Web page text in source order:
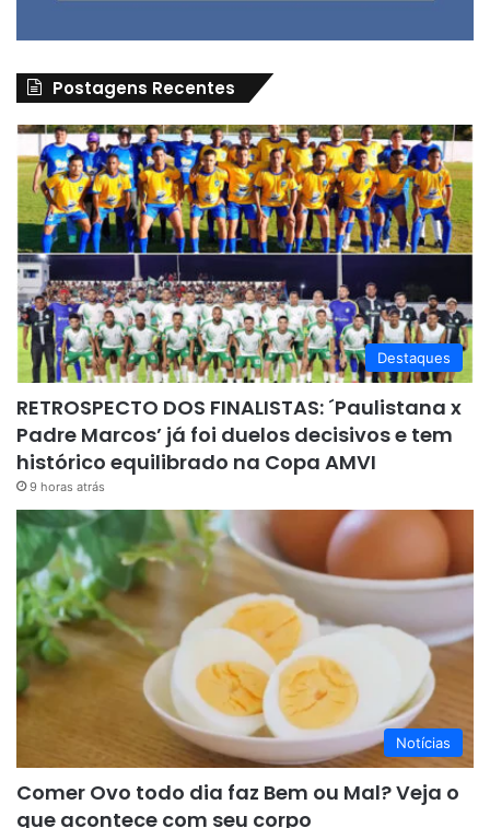
Postagens Recentes
Destaques
RETROSPECTO DOS FINALISTAS: ´Paulistana x
Padre Marcos’ já foi duelos decisivos e tem
histórico equilibrado na Copa AMVI
9 horas atrás
Notícias
Comer Ovo todo dia faz Bem ou Mal? Veja o
que acontece com seu corpo